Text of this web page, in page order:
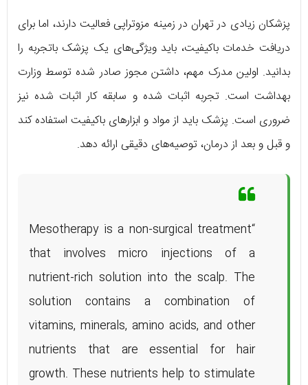
پزشکان زیادی در تهران در زمینه مزوتراپی فعالیت دارند، اما برای
دریافت خدمات باکیفیت، باید ویژگی‌های یک پزشک باتجربه را
بدانید. اولین مدرک مهم، داشتن مجوز صادر شده توسط وزارت
بهداشت است. تجربه اثبات شده و سابقه کار اثبات شده نیز
ضروری است. پزشک باید از مواد و ابزارهای باکیفیت استفاده کند
و قبل و بعد از درمان، توصیه‌های دقیقی ارائه دهد.
“Mesotherapy is a non-surgical treatment
that involves micro injections of a
nutrient-rich solution into the scalp. The
solution contains a combination of
vitamins, minerals, amino acids, and other
nutrients that are essential for hair
growth. These nutrients help to stimulate